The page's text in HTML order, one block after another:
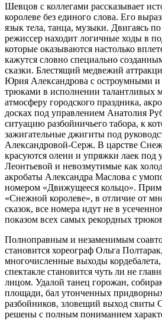
Шевцов с коллегами рассказывает
королеве без единого слова. Его
язык тела, танца, музыки. Двигаясь
режиссер находит логичные ходы в
которые оказываются настолько
кажутся словно специально
сказки. Блестящий медвежий
Юрия Александрова с остроумными и
трюками в исполнении талантливых
атмосферу городского праздника,
досках под управлением Анатолия
ситуацию разбойничьего табора, к
зажигательные джигиты под
Александровой-Серж. В царстве
красуются олени и упряжки лаек
Леонтьевой и невозмутимые как
акробаты Александра Маслова с
номером «Движущееся кольцо».
«Снежной королеве», в отличие от
сказок, все номера идут не в
показом всех самых рекордных
Полноправным и незаменимым
становится хореограф Ольга
многочисленные выходы
спектакле становится чуть ли не
лицом. Удалой танец горожан,
площади, бал утонченных
разбойников, зловещий выход свиты
решены с полным пониманием